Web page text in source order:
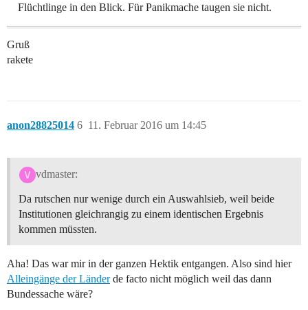
Flüchtlinge in den Blick. Für Panikmache taugen sie nicht.
Gruß
rakete
anon28825014 11. Februar 2016 um 14:45
6
vdmaster:
Da rutschen nur wenige durch ein Auswahlsieb, weil beide
Institutionen gleichrangig zu einem identischen Ergebnis
kommen müssten.
Aha! Das war mir in der ganzen Hektik entgangen. Also sind hier
Alleingänge der Länderde facto nicht möglich weil das dann
Bundessache wäre?